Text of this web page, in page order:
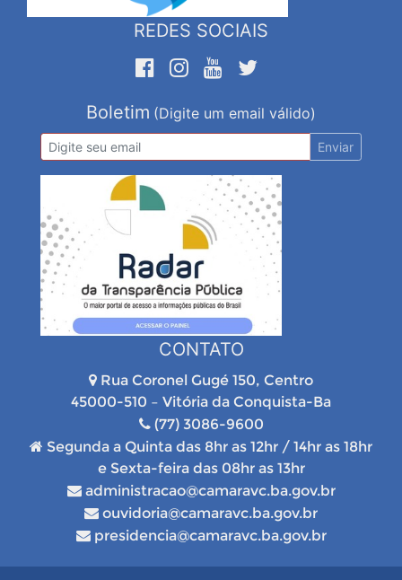
REDES SOCIAIS
Boletim (Digite um email válido)
Enviar
CONTATO
Rua Coronel Gugé 150, Centro
45000-510 – Vitória da Conquista-Ba
(77) 3086-9600
Segunda a Quinta das 8hr as 12hr / 14hr as 18hr
e Sexta-feira das 08hr as 13hr
administracao@camaravc.ba.gov.br
ouvidoria@camaravc.ba.gov.br
presidencia@camaravc.ba.gov.br